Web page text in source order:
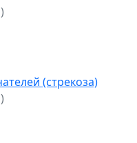
(стрекоза)